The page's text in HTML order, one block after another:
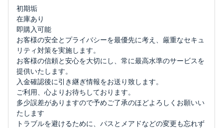
初期垢
在庫あり
即購入可能
お客様の安全とプライバシーを最優先に考え、厳重なセキュ
リティ対策を実施します。
お客様の信頼と安心を大切にし、常に最高水準のサービスを
提供いたします。
入金確認後に引き継ぎ情報をお送り致します。
ご利用、心よりお待ちしております。
多少誤差がありますので予めご了承のほどよろしくお願いい
たします
トラブルを避けるために、パスとメアドなどの変更も忘れず